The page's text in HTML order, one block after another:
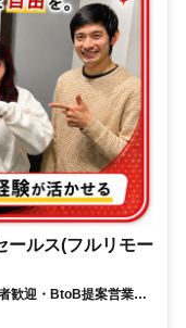
ールス(フルリモー
歓迎・BtoB提案営業で